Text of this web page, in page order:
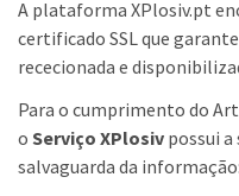
A plataforma XPlosiv.pt
certificado SSL que
rececionada e
Para o cumprimento do
o Serviço XPlosiv possui
salvaguarda da informação: